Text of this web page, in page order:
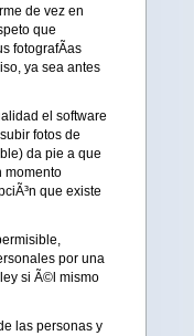
de vez en
que
fotografÃ­as
ya sea antes
el software
fotos de
da pie a que
momento
que existe
por una
si Ã©l mismo
las personas y